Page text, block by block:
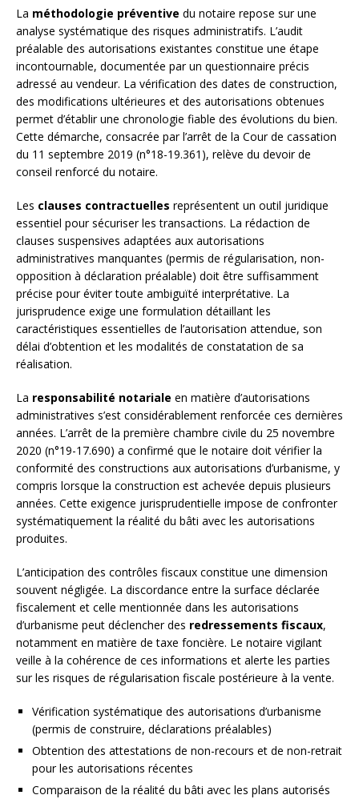
La méthodologie préventive du notaire repose sur une
analyse systématique des risques administratifs. L’audit
préalable des autorisations existantes constitue une étape
incontournable, documentée par un questionnaire précis
adressé au vendeur. La vérification des dates de construction,
des modifications ultérieures et des autorisations obtenues
permet d’établir une chronologie fiable des évolutions du bien.
Cette démarche, consacrée par l’arrêt de la Cour de cassation
du 11 septembre 2019 (n°18-19.361), relève du devoir de
conseil renforcé du notaire.
Les clauses contractuelles représentent un outil juridique
essentiel pour sécuriser les transactions. La rédaction de
clauses suspensives adaptées aux autorisations
administratives manquantes (permis de régularisation, non-
opposition à déclaration préalable) doit être suffisamment
précise pour éviter toute ambiguïté interprétative. La
jurisprudence exige une formulation détaillant les
caractéristiques essentielles de l’autorisation attendue, son
délai d’obtention et les modalités de constatation de sa
réalisation.
La responsabilité notariale en matière d’autorisations
administratives s’est considérablement renforcée ces dernières
années. L’arrêt de la première chambre civile du 25 novembre
2020 (n°19-17.690) a confirmé que le notaire doit vérifier la
conformité des constructions aux autorisations d’urbanisme, y
compris lorsque la construction est achevée depuis plusieurs
années. Cette exigence jurisprudentielle impose de confronter
systématiquement la réalité du bâti avec les autorisations
produites.
L’anticipation des contrôles fiscaux constitue une dimension
souvent négligée. La discordance entre la surface déclarée
fiscalement et celle mentionnée dans les autorisations
d’urbanisme peut déclencher des redressements fiscaux,
notamment en matière de taxe foncière. Le notaire vigilant
veille à la cohérence de ces informations et alerte les parties
sur les risques de régularisation fiscale postérieure à la vente.
Vérification systématique des autorisations d’urbanisme
(permis de construire, déclarations préalables)
Obtention des attestations de non-recours et de non-retrait
pour les autorisations récentes
Comparaison de la réalité du bâti avec les plans autorisés